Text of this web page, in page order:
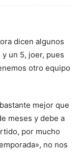
dicen algunos
un 5, joer, pues
otro equipo
mejor que
meses y debe a
por mucho
no nos